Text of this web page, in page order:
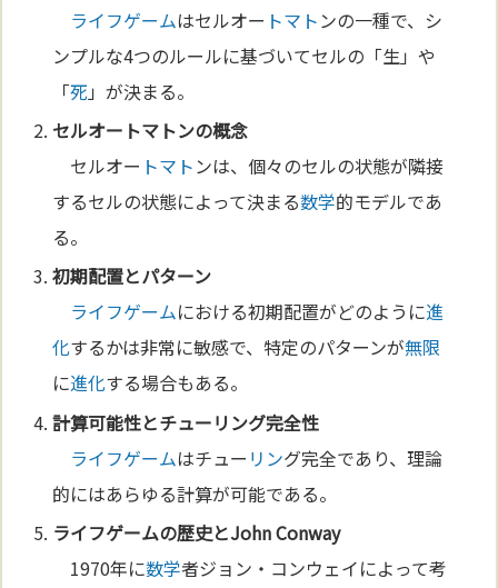
ライフゲームはセルオー トマトンの一種で、シ
ンプルな4つのルールに基づいてセルの「生」や
「死 」が決まる。
セルオー トマトンの概念
セルオー トマトンは、個々のセルの状態が隣接
するセルの状態によって決まる数学的モデルであ
る。
初期配置とパターン
ライフゲームにおける初期配置がどのように進
化するかは非常に敏感で、特定のパターンが無限
に進化する場合もある。
計算可能性とチューリング完全性
ライフゲームはチュー リング完全であり、理論
的にはあらゆる計算が可能である。
ライフゲームの歴史とJohn Conway
1970年に数学者ジョン・コンウェイによって考